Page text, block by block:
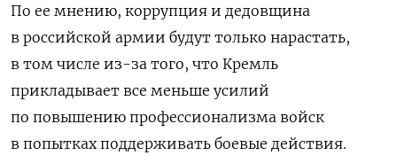
По ее мнению, коррупция и дедовщина
в российской армии будут только нарастать,
в том числе из-за того, что Кремль
прикладывает все меньше усилий
по повышению профессионализма войск
в попытках поддерживать боевые действия.